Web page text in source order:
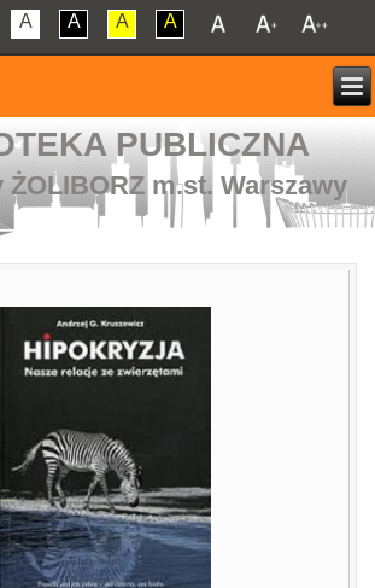
A A A A
PUBLICZNA
m.st. Warszawy